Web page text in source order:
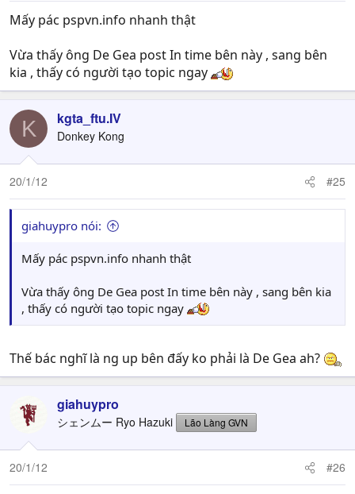
Mấy pác pspvn.info nhanh thật
Vừa thấy ông De Gea post In time bên này , sang bên
kia , thấy có người tạo topic ngay
K kgta_ftu.IV
Donkey Kong
20/1/12 #25
giahuypro nói:
Mấy pác pspvn.info nhanh thật
Vừa thấy ông De Gea post In time bên này , sang bên kia
, thấy có người tạo topic ngay
Thế bác nghĩ là ng up bên đấy ko phải là De Gea ah?
giahuypro
シェンムー Ryo Hazuki Lão Làng GVN
20/1/12 #26